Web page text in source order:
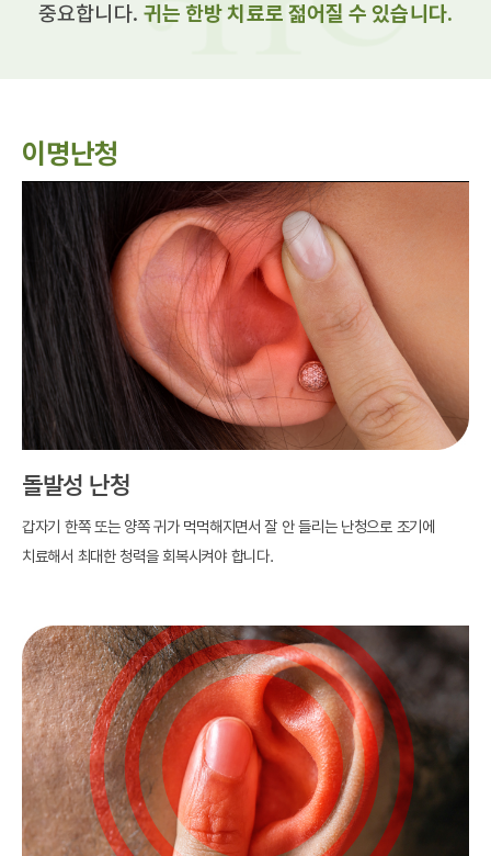
중요합니다. 귀는 한방 치료로 젊어질 수 있습니다.
이명난청
돌발성 난청
갑자기 한쪽 또는 양쪽 귀가 먹먹해지면서 잘 안 들리는 난청으로 조기에
치료해서 최대한 청력을 회복시켜야 합니다.